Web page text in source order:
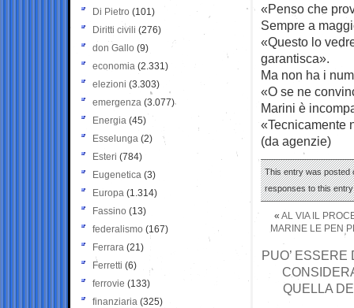
«Penso che
Sempre a
«Questo lo
garantisca».
Ma non ha i
«O se ne
Marini è
«Tecnicamente
(da agenzie)
This entry was posted
responses to this
« AL VIA IL
MARINE LE PEN
PUO’
QUELLA
Di Pietro (101)
Diritti civili (276)
don Gallo (9)
economia (2.331)
elezioni (3.303)
emergenza (3.077)
Energia (45)
Esselunga (2)
Esteri (784)
Eugenetica (3)
Europa (1.314)
Fassino (13)
federalismo (167)
Ferrara (21)
Ferretti (6)
ferrovie (133)
finanziaria (325)